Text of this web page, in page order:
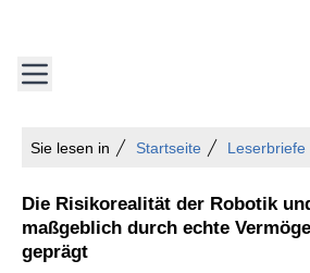
Sie lesen in Startseite Leserbriefe
Die Risikorealität der Robotik
maßgeblich durch echte
geprägt